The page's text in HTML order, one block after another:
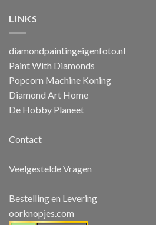
LINKS
diamondpaintingeigenfoto.nl
Paint With Diamonds
Popcorn Machine Koning
Diamond Art Home
De Hobby Planeet
Contact
Veelgestelde Vragen
Bestelling en Levering
oorknopjes.com